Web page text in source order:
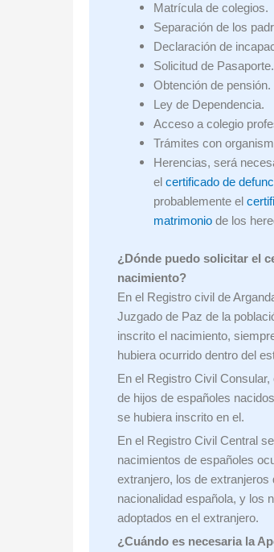
Matrícula de colegios.
Separación de los
Declaración de
Solicitud de Pasaporte.
Obtención de pensión.
Ley de Dependencia.
Acceso a colegio
Trámites con
Herencias, será
elcertificado de
probablemente el
matrimonio de los
¿Dónde puedo solicitar el
nacimiento?
En el Registro civil de
Juzgado de Paz de la
inscrito el nacimiento,
hubiera ocurrido dentro del
En el Registro Civil
de hijos de españoles
se hubiera inscrito en el.
En el Registro Civil Central
nacimientos de españoles
extranjero, los de extranjeros
nacionalidad española, y los
adoptados en el extranjero.
¿Cuándo es necesaria la